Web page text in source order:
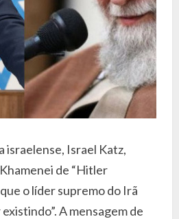
israelense, Israel Katz,
de “Hitler
o líder supremo do Irã
A mensagem de